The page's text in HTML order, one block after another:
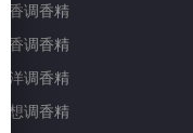
药香调香精
木香调香精
海洋调香精
幻想调香精